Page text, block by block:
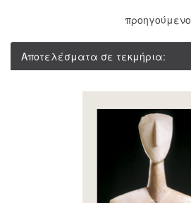
προηγούμενο
Αποτελέσματα σε τεκμήρια: